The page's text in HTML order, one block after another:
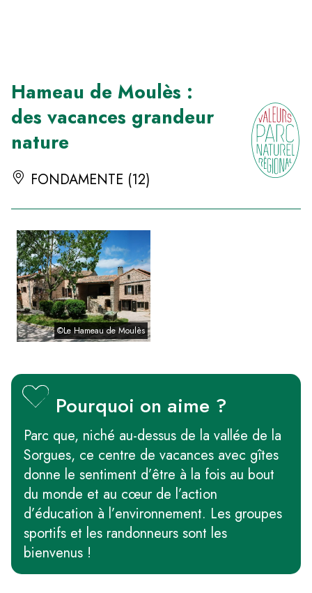
Hameau de Moulès :
des vacances grandeur
nature
FONDAMENTE (12)
©Le Hameau de Moulès
Pourquoi on aime ?
Parc que, niché au-dessus de la vallée de la
Sorgues, ce centre de vacances avec gîtes
donne le sentiment d’être à la fois au bout
du monde et au cœur de l’action
d’éducation à l’environnement. Les groupes
sportifs et les randonneurs sont les
bienvenus !